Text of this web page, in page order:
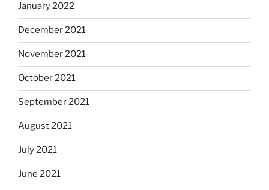
January 2022
December 2021
November 2021
October 2021
September 2021
August 2021
July 2021
June 2021